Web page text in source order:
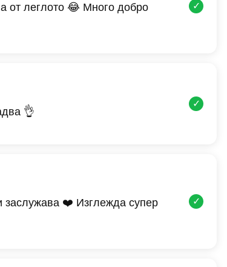
от леглото 😂 Много добро
✓
👌
✓
заслужава ❤️ Изглежда супер
✓